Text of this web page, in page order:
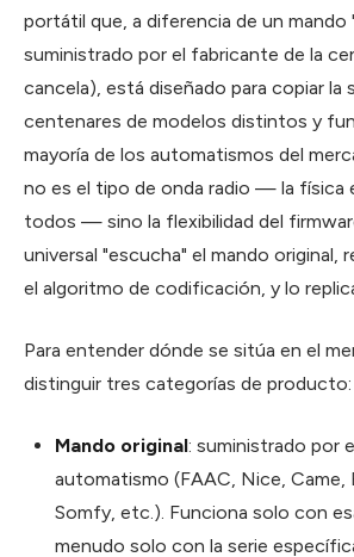
portátil que, a diferencia de un mando
suministrado por el fabricante de la
cancela), está diseñado para copiar la
centenares de modelos distintos y
mayoría de los automatismos del
no es el tipo de onda radio — la física
todos — sino la flexibilidad del
universal "escucha" el mando original,
el algoritmo de codificación, y lo
Para entender dónde se sitúa en el
distinguir tres categorías de producto:
Mando original: suministrado por
automatismo (FAAC, Nice, Came,
Somfy, etc.). Funciona solo con
menudo solo con la serie